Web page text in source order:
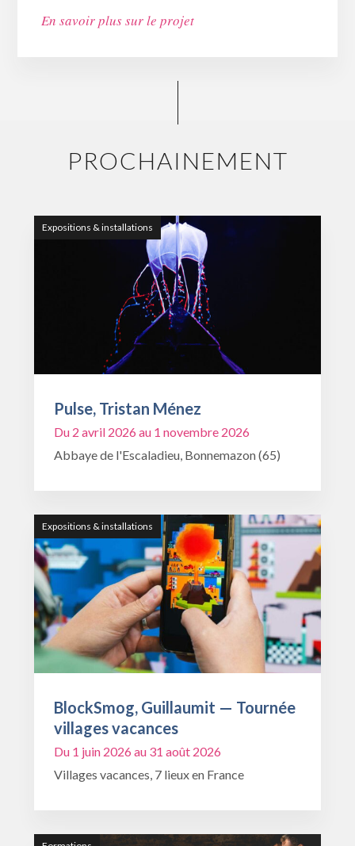
En savoir plus sur le projet
PROCHAINEMENT
Expositions & installations
Pulse, Tristan Ménez
Du 2 avril 2026 au 1 novembre 2026
Abbaye de l'Escaladieu, Bonnemazon (65)
Expositions & installations
BlockSmog, Guillaumit — Tournée
villages vacances
Du 1 juin 2026 au 31 août 2026
Villages vacances, 7 lieux en France